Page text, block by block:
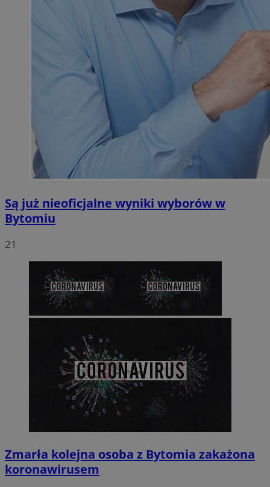
Są już nieoficjalne wyniki wyborów w
Bytomiu
21
Zmarła kolejna osoba z Bytomia zakażona
koronawirusem